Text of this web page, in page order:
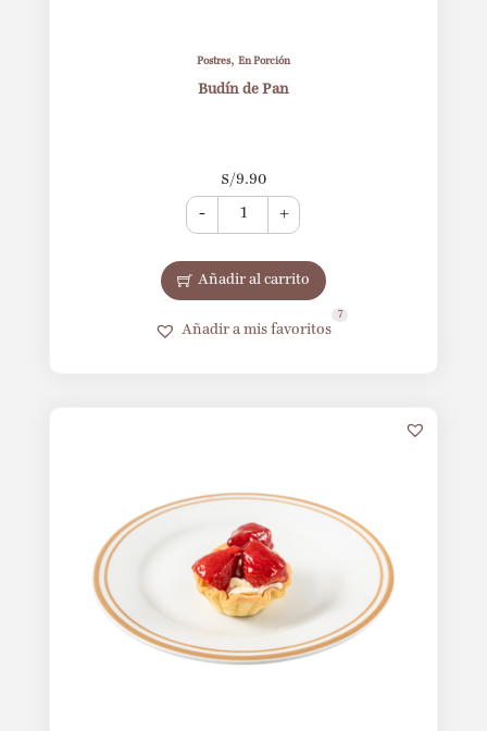
Postres, En Porción
Budín de Pan
S/9.90
- +
Añadir al carrito
Añadir a mis favoritos
7